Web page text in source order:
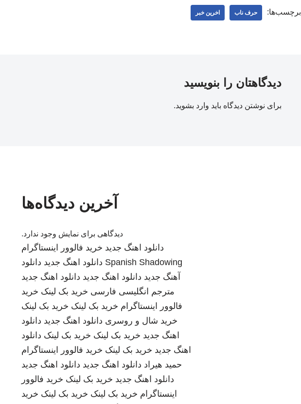
برچسب‌ها: حرف ناب اخرین خبر
دیدگاهتان را بنویسید
برای نوشتن دیدگاه باید وارد بشوید.
آخرین دیدگاه‌ها
دیدگاهی برای نمایش وجود ندارد.
دانلود اهنگ جدید خرید فالوور اینستاگرام
Spanish Shadowing دانلود اهنگ جدید دانلود
آهنگ جدید دانلود اهنگ جدید دانلود اهنگ جدید
مترجم انگلیسی فارسی خرید بک لینک خرید
فالوور اینستاگرام خرید بک لینک خرید بک لینک
خرید شال و روسری دانلود اهنگ جدید دانلود
اهنگ جدید خرید بک لینک خرید بک لینک دانلود
اهنگ جدید خرید بک لینک خرید فالوور اینستاگرام
حمید هیراد دانلود اهنگ جدید دانلود اهنگ جدید
دانلود اهنگ جدید خرید بک لینک خرید فالوور
اینستاگرام خرید بک لینک خرید بک لینک خرید